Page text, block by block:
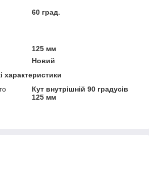
60 град.
125 мм
Новий
характеристики
Кут внутрішній 90 градусів
125 мм